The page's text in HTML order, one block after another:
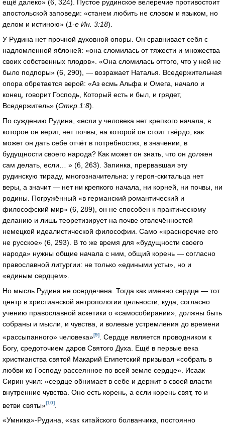
ещё далеко» (6, 324). Пустое рудинское велеречие противостоит
апостольской заповеди: «станем любить не словом и языком, но
делом и истиною» (1-е Ин. 3:18).
У Рудина нет прочной духовной опоры. Он сравнивает себя с
надломленной яблоней: «она сломилась от тяжести и множества
своих собственных плодов». «Она сломилась оттого, что у ней не
было подпоры» (6, 290), — возражает Наталья. Вседержительная
опора обретается верой: «Аз есмь Альфа и Омега, начало и
конец, говорит Господь, Который есть и был, и грядет,
Вседержитель» (Откр.1:8).
По суждению Рудина, «если у человека нет крепкого начала, в
которое он верит, нет почвы, на которой он стоит твёрдо, как
может он дать себе отчёт в потребностях, в значении, в
будущности своего народа? Как может он знать, что он должен
сам делать, если… » (6, 263). Запинка, прервавшая эту
рудинскую тираду, многозначительна: у героя-скитальца нет
веры, а значит — нет ни крепкого начала, ни корней, ни почвы, ни
родины. Погружённый «в германский романтический и
философский мир» (6, 289), он не способен к практическому
деланию и лишь теоретизирует на почве отвлечённостей
немецкой идеалистической философии. Само «красноречие его
не русское» (6, 293). В то же время для «будущности своего
народа» нужны общие начала с ним, общий корень — согласно
православной литургии: не только «едиными усты», но и
«единым сердцем».
Но мысль Рудина не осердечена. Тогда как именно сердце — тот
центр в христианской антропологии цельности, куда, согласно
учению православной аскетики о «самособирании», должны быть
собраны и мысли, и чувства, и волевые устремления до времени
«рассыпанного» человека»[9]
. Сердце является проводником к
Богу, средоточием даров Святого Духа. Ещё в первые века
христианства святой Макарий Египетский призывал «собрать в
любви ко Господу рассеянное по всей земле сердце». Исаак
Сирин учил: «сердце обнимает в себе и держит в своей власти
внутренние чувства. Оно есть корень, а если корень свят, то и
ветви святы»[10]
«Умника»-Рудина, «как китайского болванчика, постоянно